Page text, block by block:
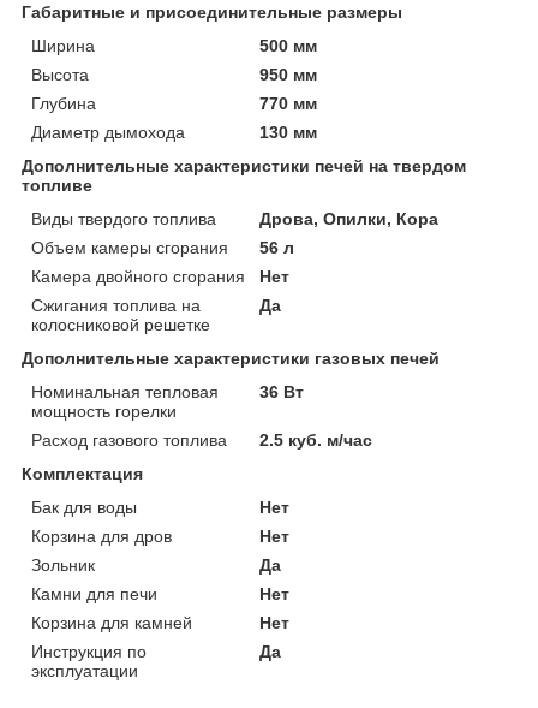
Габаритные и присоединительные размеры
Ширина
500 мм
Высота
950 мм
Глубина
770 мм
Диаметр дымохода
130 мм
Дополнительные характеристики печей на твердом
топливе
Виды твердого топлива
Дрова, Опилки, Кора
Объем камеры сгорания
56 л
Камера двойного сгорания
Нет
Сжигания топлива на
колосниковой решетке
Да
Дополнительные характеристики газовых печей
Номинальная тепловая
мощность горелки
36 Вт
Расход газового топлива
2.5 куб. м/час
Комплектация
Бак для воды
Нет
Корзина для дров
Нет
Зольник
Да
Камни для печи
Нет
Корзина для камней
Нет
Инструкция по
эксплуатации
Да